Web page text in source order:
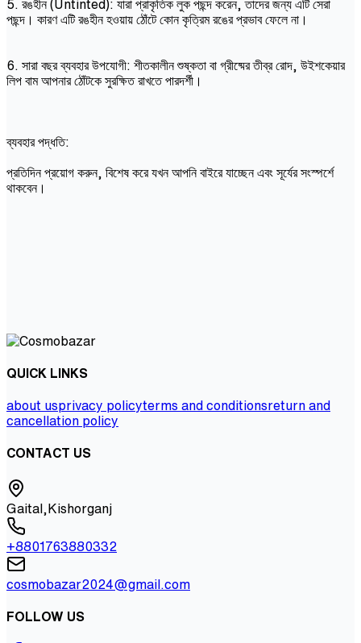
5. রঙহীন (Untinted): যারা প্রাকৃতিক লুক পছন্দ করেন, তাদের জন্য এটি সেরা
পছন্দ। কারণ এটি রঙহীন হওয়ায় ঠোঁটে কোন কৃত্রিম রঙের প্রভাব ফেলে না।
6. সারা বছর ব্যবহার উপযোগী: শীতকালীন শুষ্কতা বা গ্রীষ্মের তীব্র রোদ, উইশকেয়ার
লিপ বাম আপনার ঠোঁটকে সুরক্ষিত রাখতে পারদর্শী।
ব্যবহার পদ্ধতি:
প্রতিদিন প্রয়োগ করুন, বিশেষ করে যখন আপনি বাইরে যাচ্ছেন এবং সূর্যের সংস্পর্শে
থাকবেন।
QUICK LINKS
about usprivacy policyterms and conditionsreturn and
cancellation policy
CONTACT US
Gaital,Kishorganj
+8801763880332
cosmobazar2024@gmail.com
FOLLOW US